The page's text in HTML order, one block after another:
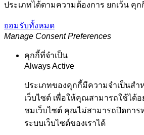
ประเภทได้ตามความต้องการ ยกเว้น คุก
ยอมรับทั้งหมด
Manage Consent Preferences
คุกกี้ที่จำเป็น
Always Active
ประเภทของคุกกี้มีความจำเป็นสำ
เว็บไซต์ เพื่อให้คุณสามารถใช้ได้อ
ชมเว็บไซต์ คุณไม่สามารถปิดการ
ระบบเว็บไซต์ของเราได้